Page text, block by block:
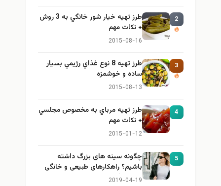
2
طرز تهيه خیار شور خانگي به 3 روش
+ نكات مهم
2015-08-16
3
طرز تهيه 8 نوع غذاي رژيمي بسيار
ساده و خوشمزه
2015-08-13
4
طرز تهيه مرباي به مخصوص مجلسي
+ نكات مهم
2015-01-12
5
چگونه سینه های بزرگ داشته
باشیم؟ راهکارهای طبیعی و خانگی
برای بزرگ کردن سینه
2019-04-19